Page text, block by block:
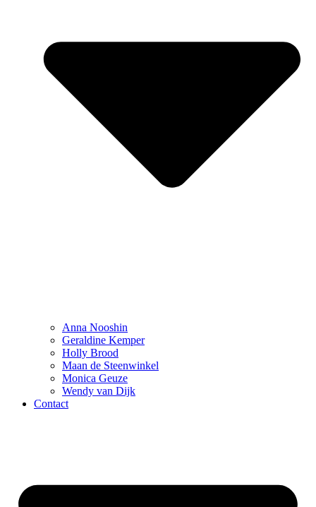
Anna Nooshin
Geraldine Kemper
Holly Brood
Maan de Steenwinkel
Monica Geuze
Wendy van Dijk
Contact